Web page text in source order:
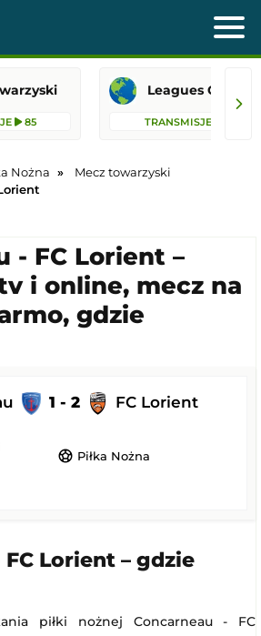
85 TRANSMISJE
Nożna
Mecz towarzyski
- FC Lorient –
i online, mecz na
gdzie
1 - 2 FC Lorient
sports_soccer Piłka Nożna
Lorient – gdzie
piłki nożnej Concarneau - FC